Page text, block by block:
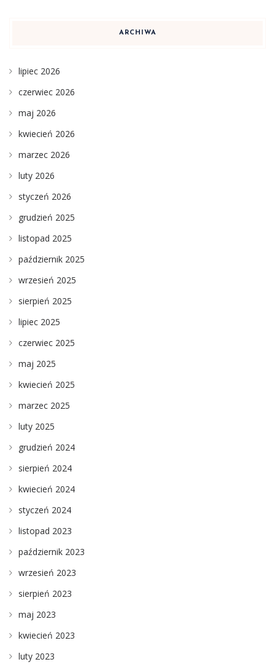
ARCHIWA
lipiec 2026
czerwiec 2026
maj 2026
kwiecień 2026
marzec 2026
luty 2026
styczeń 2026
grudzień 2025
listopad 2025
październik 2025
wrzesień 2025
sierpień 2025
lipiec 2025
czerwiec 2025
maj 2025
kwiecień 2025
marzec 2025
luty 2025
grudzień 2024
sierpień 2024
kwiecień 2024
styczeń 2024
listopad 2023
październik 2023
wrzesień 2023
sierpień 2023
maj 2023
kwiecień 2023
luty 2023